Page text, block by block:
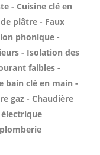
- Cuisine clé en
plâtre - Faux
phonique -
- Isolation des
faibles -
bain clé en main -
gaz - Chaudière